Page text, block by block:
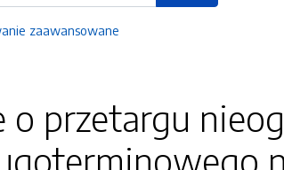
zaawansowane
o przetargu